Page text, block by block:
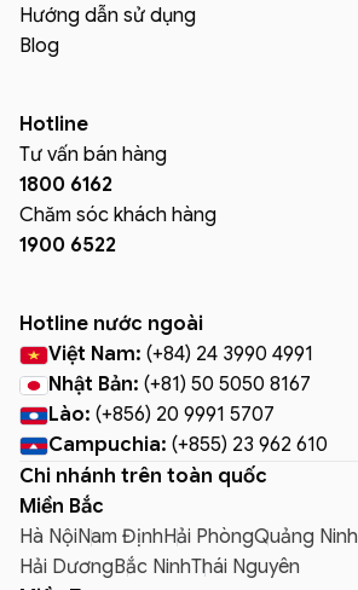
Hướng dẫn sử dụng
Blog
Hotline
Tư vấn bán hàng
1800 6162
Chăm sóc khách hàng
1900 6522
Hotline nước ngoài
Việt Nam: (+84) 24 3990 4991
Nhật Bản: (+81) 50 5050 8167
Lào: (+856) 20 9991 5707
Campuchia: (+855) 23 962 610
Chi nhánh trên toàn quốc
Miền Bắc
Hà NộiNam ĐịnhHải PhòngQuảng Ninh
Hải DươngBắc NinhThái Nguyên